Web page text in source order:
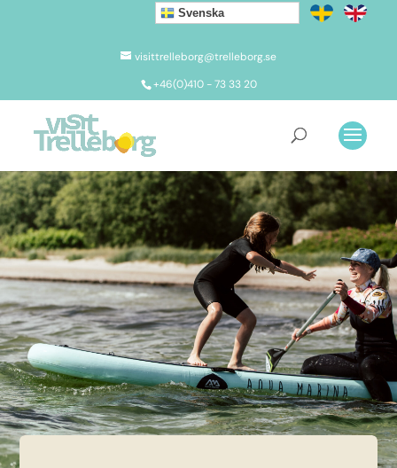
Svenska
visittrelleborg@trelleborg.se
+46(0)410 - 73 33 20